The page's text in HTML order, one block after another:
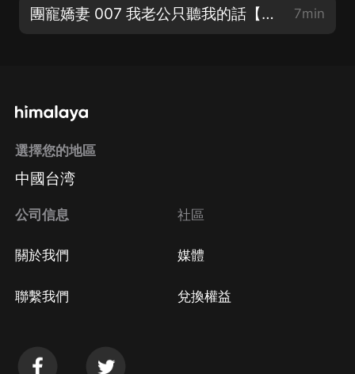
團寵嬌妻 007 我老公只聽我的話【新書上架，福利不斷加更不停】 7min
選擇您的地區
中國台湾
公司信息
關於我們
聯繫我們
社區
媒體
兌換權益